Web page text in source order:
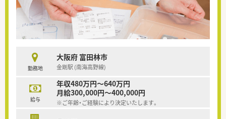
勤務地
大阪府 富田林市
金剛駅 (南海高野線)
給与
年収480万円～640万円
月給300,000円～400,000円
※ご年齢・ご経験により決定いたします。